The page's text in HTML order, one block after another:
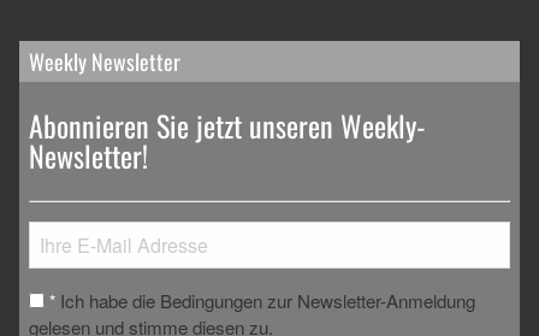
Weekly Newsletter
Abonnieren Sie jetzt unseren Weekly-
Newsletter!
* Ich habe die Bedingungen zur Newsletter-Anmeldung
gelesen und stimme diesen zu.